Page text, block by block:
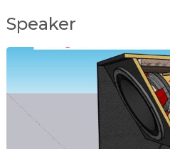
Speaker